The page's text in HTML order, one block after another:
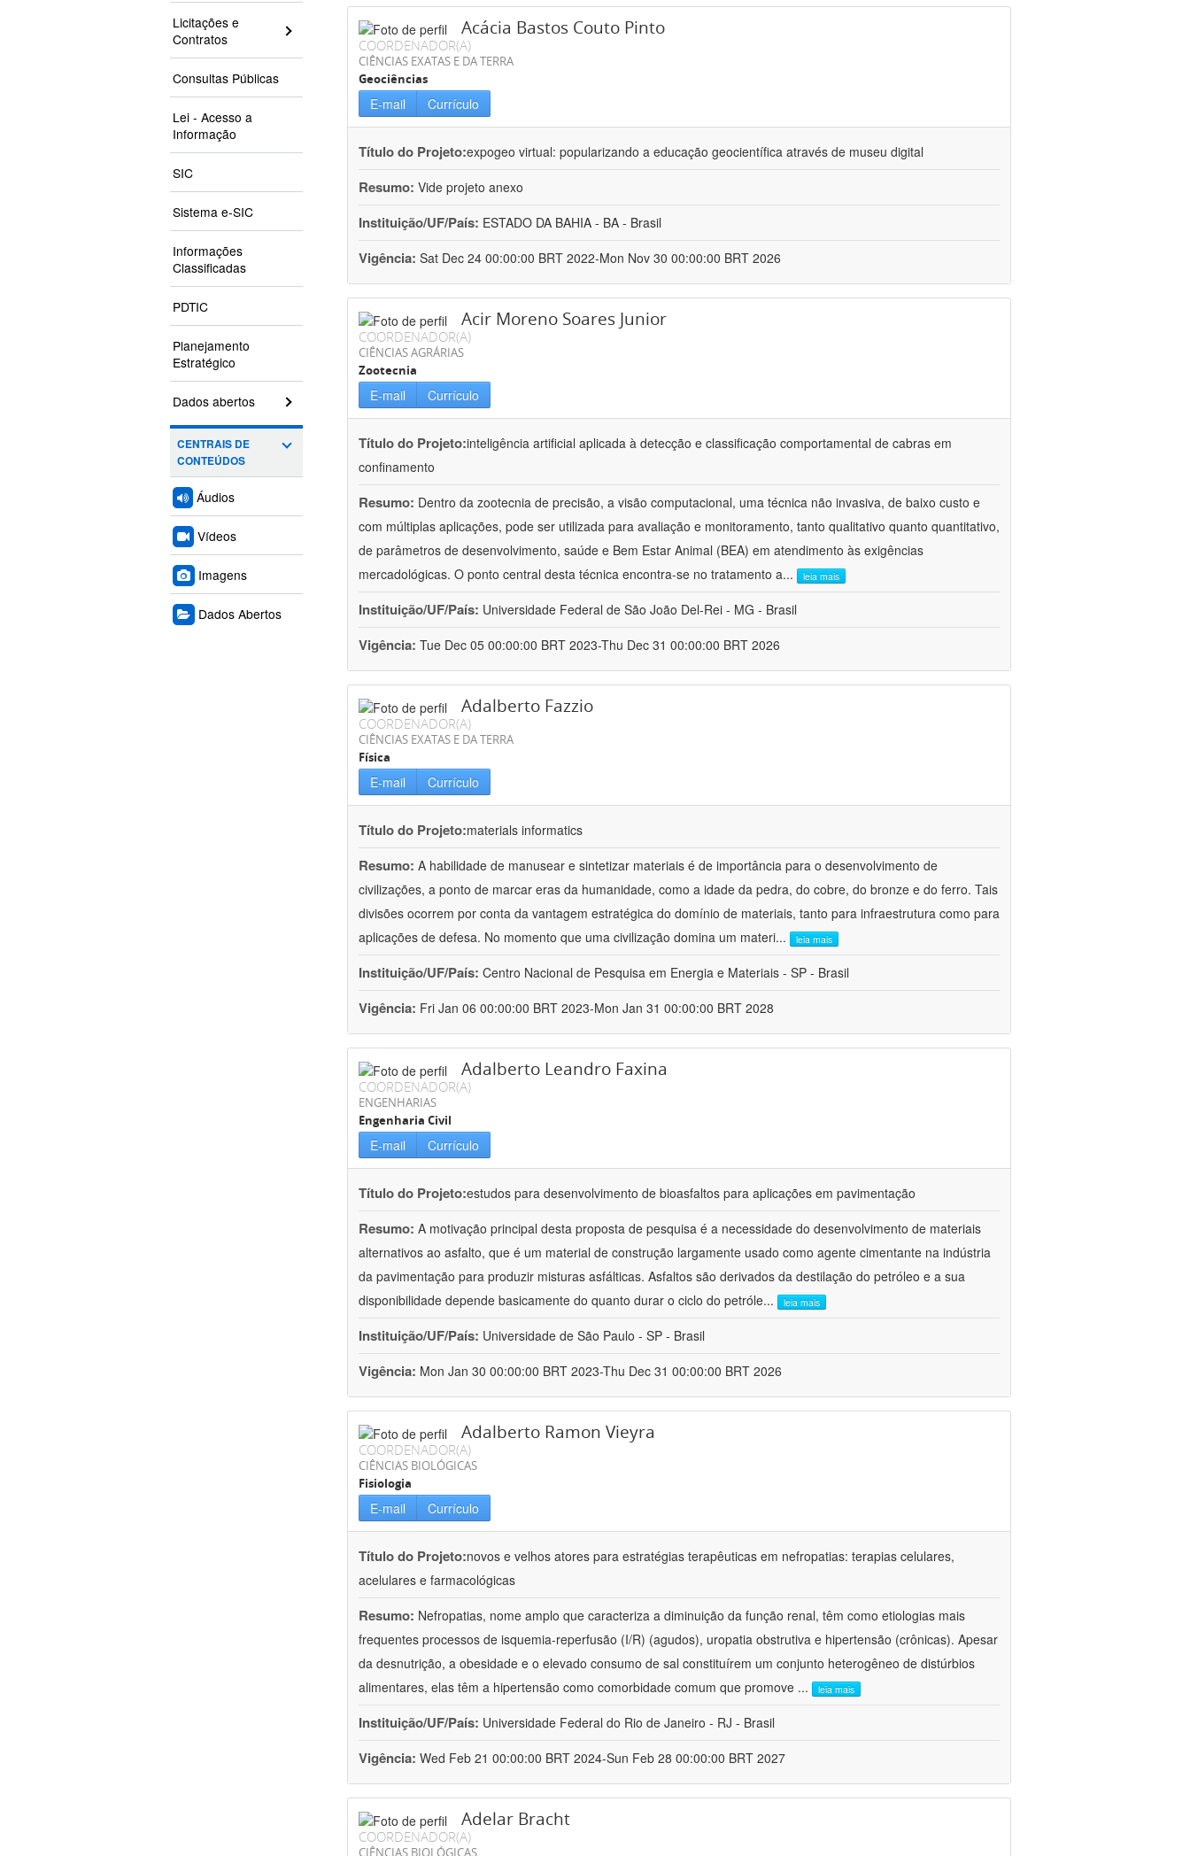
Licitações e
Contratos
Consultas Públicas
Lei - Acesso a
Informação
SIC
Sistema e-SIC
Informações
Classificadas
PDTIC
Planejamento
Estratégico
Dados abertos
CENTRAIS DE
CONTEÚDOS
Áudios
Vídeos
Imagens
Dados Abertos
Acácia Bastos Couto Pinto
COORDENADOR(A)
CIÊNCIAS EXATAS E DA TERRA
Geociências
E-mail Currículo
Título do Projeto:expogeo virtual: popularizando a educação geocientífica através de museu digital
Resumo: Vide projeto anexo
Instituição/UF/País: ESTADO DA BAHIA - BA - Brasil
Vigência: Sat Dec 24 00:00:00 BRT 2022-Mon Nov 30 00:00:00 BRT 2026
Acir Moreno Soares Junior
COORDENADOR(A)
CIÊNCIAS AGRÁRIAS
Zootecnia
E-mail Currículo
Título do Projeto:inteligência artificial aplicada à detecção e classificação comportamental de cabras em
confinamento
Resumo: Dentro da zootecnia de precisão, a visão computacional, uma técnica não invasiva, de baixo custo e
com múltiplas aplicações, pode ser utilizada para avaliação e monitoramento, tanto qualitativo quanto quantitativo,
de parâmetros de desenvolvimento, saúde e Bem Estar Animal (BEA) em atendimento às exigências
mercadológicas. O ponto central desta técnica encontra-se no tratamento a... leia mais
Instituição/UF/País: Universidade Federal de São João Del-Rei - MG - Brasil
Vigência: Tue Dec 05 00:00:00 BRT 2023-Thu Dec 31 00:00:00 BRT 2026
Adalberto Fazzio
COORDENADOR(A)
CIÊNCIAS EXATAS E DA TERRA
Física
E-mail Currículo
Título do Projeto:materials informatics
Resumo: A habilidade de manusear e sintetizar materiais é de importância para o desenvolvimento de
civilizações, a ponto de marcar eras da humanidade, como a idade da pedra, do cobre, do bronze e do ferro. Tais
divisões ocorrem por conta da vantagem estratégica do domínio de materiais, tanto para infraestrutura como para
aplicações de defesa. No momento que uma civilização domina um materi... leia mais
Instituição/UF/País: Centro Nacional de Pesquisa em Energia e Materiais - SP - Brasil
Vigência: Fri Jan 06 00:00:00 BRT 2023-Mon Jan 31 00:00:00 BRT 2028
Adalberto Leandro Faxina
COORDENADOR(A)
ENGENHARIAS
Engenharia Civil
E-mail Currículo
Título do Projeto:estudos para desenvolvimento de bioasfaltos para aplicações em pavimentação
Resumo: A motivação principal desta proposta de pesquisa é a necessidade do desenvolvimento de materiais
alternativos ao asfalto, que é um material de construção largamente usado como agente cimentante na indústria
da pavimentação para produzir misturas asfálticas. Asfaltos são derivados da destilação do petróleo e a sua
disponibilidade depende basicamente do quanto durar o ciclo do petróle... leia mais
Instituição/UF/País: Universidade de São Paulo - SP - Brasil
Vigência: Mon Jan 30 00:00:00 BRT 2023-Thu Dec 31 00:00:00 BRT 2026
Adalberto Ramon Vieyra
COORDENADOR(A)
CIÊNCIAS BIOLÓGICAS
Fisiologia
E-mail Currículo
Título do Projeto:novos e velhos atores para estratégias terapêuticas em nefropatias: terapias celulares,
acelulares e farmacológicas
Resumo: Nefropatias, nome amplo que caracteriza a diminuição da função renal, têm como etiologias mais
frequentes processos de isquemia-reperfusão (I/R) (agudos), uropatia obstrutiva e hipertensão (crônicas). Apesar
da desnutrição, a obesidade e o elevado consumo de sal constituírem um conjunto heterogêneo de distúrbios
alimentares, elas têm a hipertensão como comorbidade comum que promove ... leia mais
Instituição/UF/País: Universidade Federal do Rio de Janeiro - RJ - Brasil
Vigência: Wed Feb 21 00:00:00 BRT 2024-Sun Feb 28 00:00:00 BRT 2027
Adelar Bracht
COORDENADOR(A)
CIÊNCIAS BIOLÓGICAS